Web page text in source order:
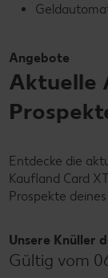
Angebote
Aktuelle
Entdecke die
Kaufland Card
Prospekte
Unsere Knüller
Gültig vom